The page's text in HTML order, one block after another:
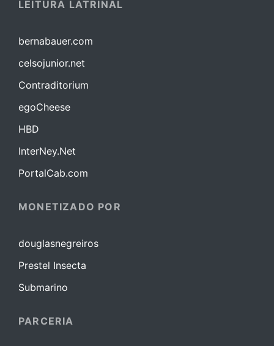
LEITURA LATRINAL
bernabauer.com
celsojunior.net
Contraditorium
egoCheese
HBD
InterNey.Net
PortalCab.com
MONETIZADO POR
douglasnegreiros
Prestel Insecta
Submarino
PARCERIA